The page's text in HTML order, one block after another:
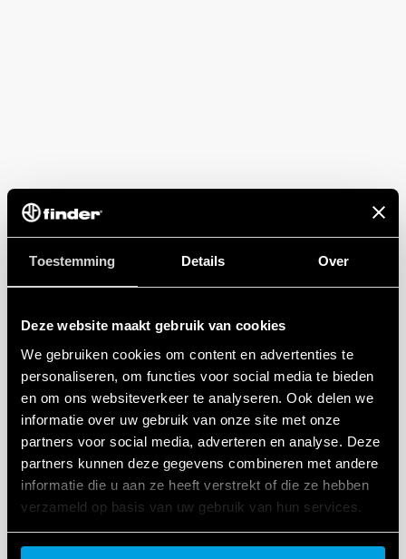
Toestemming Details Over
Deze website maakt gebruik van cookies
We gebruiken cookies om content en advertenties te
personaliseren, om functies voor social media te bieden
en om ons websiteverkeer te analyseren. Ook delen we
informatie over uw gebruik van onze site met onze
partners voor social media, adverteren en analyse. Deze
partners kunnen deze gegevens combineren met andere
informatie die u aan ze heeft verstrekt of die ze hebben
verzameld op basis van uw gebruik van hun services.
Cookie policy.